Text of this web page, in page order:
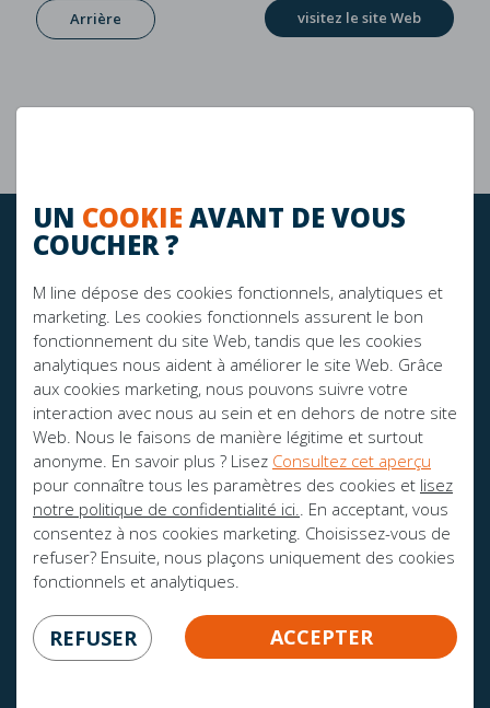
UN COOKIE AVANT DE VOUS
COUCHER ?
M line dépose des cookies fonctionnels, analytiques et
marketing. Les cookies fonctionnels assurent le bon
fonctionnement du site Web, tandis que les cookies
analytiques nous aident à améliorer le site Web. Grâce
aux cookies marketing, nous pouvons suivre votre
interaction avec nous au sein et en dehors de notre site
Web. Nous le faisons de manière légitime et surtout
anonyme. En savoir plus ? Lisez Consultez cet aperçu
pour connaître tous les paramètres des cookies et lisez
notre politique de confidentialité ici.. En acceptant, vous
consentez à nos cookies marketing. Choisissez-vous de
refuser? Ensuite, nous plaçons uniquement des cookies
fonctionnels et analytiques.
REFUSER ACCEPTER
Arrière visitez le site Web
RESTEZ À JOUR!
FIER SPONSOR DE:
AVEZ-VOUS DES QUESTIONS?